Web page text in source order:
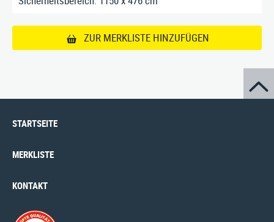
ZUR MERKLISTE HINZUFÜGEN
STARTSEITE
MERKLISTE
KONTAKT